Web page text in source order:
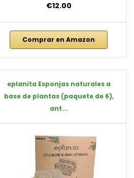
€12.00
Comprar en Amazon
eplanita Esponjas naturales a
base de plantas (paquete de 6),
ant...